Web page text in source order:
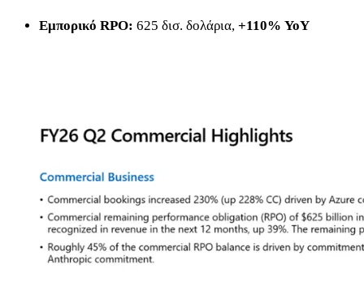
Εμπορικό RPO: 625 δισ. δολάρια, +110% YoY